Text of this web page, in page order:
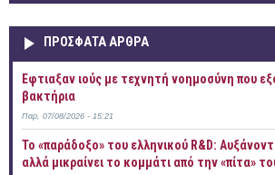
ΠΡOΣΦΑΤΑ AΡΘΡΑ
Έφτιαξαν ιούς με τεχνητή νοημοσύνη που
βακτήρια
Παρ, 07/08/2026 - 15:21
Το «παράδοξο» του ελληνικού R&D:
αλλά μικραίνει το κομμάτι από την «πίτα»